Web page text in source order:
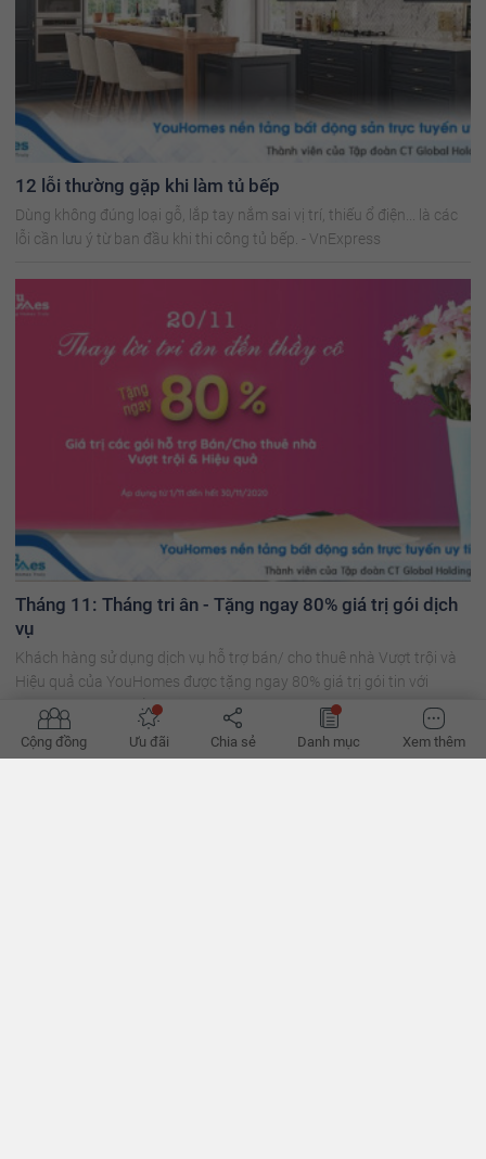
12 lỗi thường gặp khi làm tủ bếp
Dùng không đúng loại gỗ, lắp tay nắm sai vị trí, thiếu ổ điện... là các
lỗi cần lưu ý từ ban đầu khi thi công tủ bếp. - VnExpress
Tháng 11: Tháng tri ân - Tặng ngay 80% giá trị gói dịch
vụ
Khách hàng sử dụng dịch vụ hỗ trợ bán/ cho thuê nhà Vượt trội và
Hiệu quả của YouHomes được tặng ngay 80% giá trị gói tin với
chương trình khuyến mại tháng 11.
Cộng đồng Ưu đãi Chia sẻ Danh mục Xem thêm